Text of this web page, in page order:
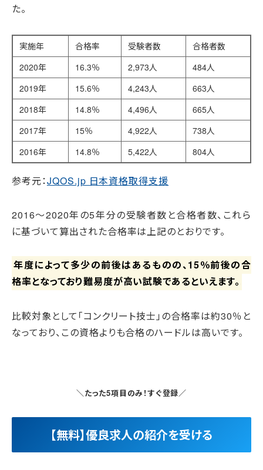
た。
実施年 合格率 受験者数
合格者数
2020年
16.3％ 2,973人
484人
2019年
15.6％ 4,243人
663人
2018年
14.8％ 4,496人
665人
2017年
15％ 4,922人
738人
2016年
14.8％ 5,422人 804人
参考元：JQOS.jp 日本資格取得支援
2016～2020年の5年分の受験者数と合格者数、これら
に基づいて算出された合格率は上記のとおりです。
年度によって多少の前後はあるものの、15％前後の合
格率となっており難易度が高い試験であるといえます。
比較対象として「コンクリート技士」の合格率は約30％と
なっており、この資格よりも合格のハードルは高いです。
＼たった5項目のみ！すぐ登録／
【無料】優良求人の紹介を受ける